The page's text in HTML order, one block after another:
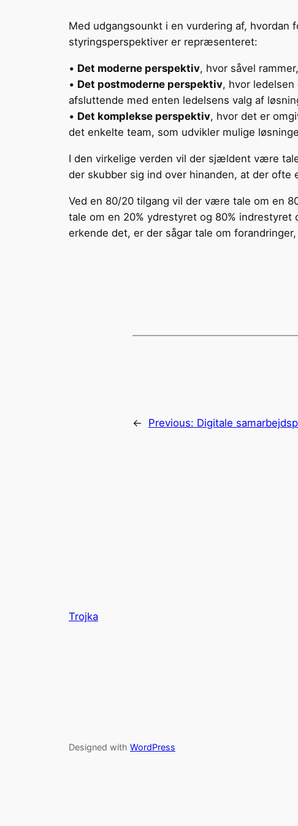
Med udgangsounkt i en vurdering af,
styringsperspektiver er repræsenteret:
• Det moderne perspektiv, hvor såvel
• Det postmoderne perspektiv, hvor
afsluttende med enten ledelsens valg af
• Det komplekse perspektiv, hvor det er
det enkelte team, som udvikler mulige
I den virkelige verden vil der sjældent være
der skubber sig ind over hinanden, at der ofte
Ved en 80/20 tilgang vil der være tale om en
tale om en 20% ydrestyret og 80%
erkende det, er der sågar tale om
← Previous: Digitale
Trojka
Designed with WordPress